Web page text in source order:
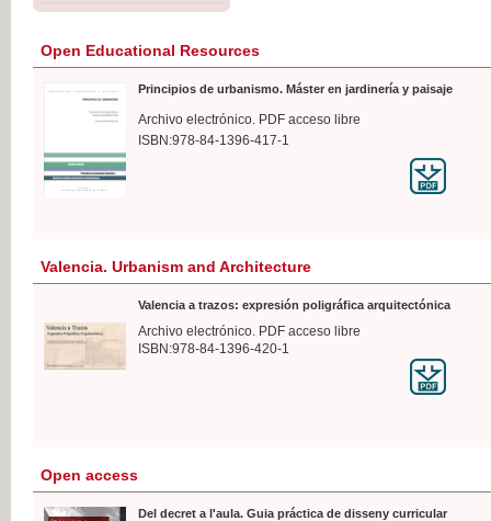
Open Educational Resources
Principios de urbanismo. Máster en jardinería y paisaje
Archivo electrónico. PDF acceso libre
ISBN:978-84-1396-417-1
Valencia. Urbanism and Architecture
Valencia a trazos: expresión poligráfica arquitectónica
Archivo electrónico. PDF acceso libre
ISBN:978-84-1396-420-1
Open access
Del decret a l'aula. Guia práctica de disseny curricular